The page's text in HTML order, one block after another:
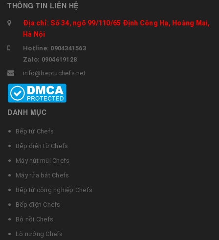
THÔNG TIN LIÊN HỆ
Địa chỉ: Số 34, ngõ 99/110/65 Định Công Hạ, Hoàng Mai,
Hà Nội
Hotline: 0904341563
Zalo: 0904619128
info@beptuchefs.net
DANH MỤC
Bếp từ Chefs
Bếp điện từ Chefs
Máy hút mùi Chefs
Máy rửa bát Chefs
Bếp từ công nghiệp Chefs
Bếp điện Chefs
Bộ nồi Chefs
Lò nướng Chefs